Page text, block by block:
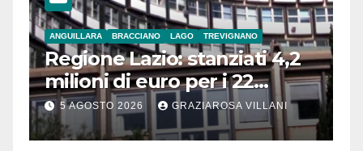
ANGUILLARA BRACCIANO LAGO TREVIGNANO
Regione Lazio: stanziati 4,2
milioni di euro per i 22
Comuni dell’Etruria
Meridionale
5 AGOSTO 2026 GRAZIAROSA VILLANI